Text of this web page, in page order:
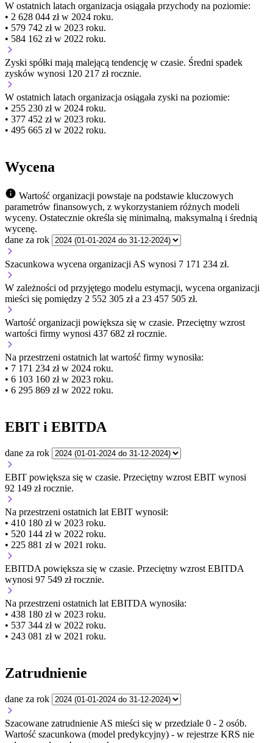
W ostatnich latach organizacja osiągała przychody na poziomie:
• 2 628 044 zł w 2024 roku.
• 579 742 zł w 2023 roku.
• 584 162 zł w 2022 roku.
Zyski spółki mają malejącą tendencję w czasie. Średni spadek
zysków wynosi 120 217 zł rocznie.
W ostatnich latach organizacja osiągała zyski na poziomie:
• 255 230 zł w 2024 roku.
• 377 452 zł w 2023 roku.
• 495 665 zł w 2022 roku.
Wycena
Wartość organizacji powstaje na podstawie kluczowych
parametrów finansowych, z wykorzystaniem różnych modeli
wyceny. Ostatecznie określa się minimalną, maksymalną i średnią
wycenę.
dane za rok
Szacunkowa wycena organizacji AS wynosi 7 171 234 zł.
W zależności od przyjętego modelu estymacji, wycena organizacji
mieści się pomiędzy 2 552 305 zł a 23 457 505 zł.
Wartość organizacji powiększa się w czasie. Przeciętny wzrost
wartości firmy wynosi 437 682 zł rocznie.
Na przestrzeni ostatnich lat wartość firmy wynosiła:
• 7 171 234 zł w 2024 roku.
• 6 103 160 zł w 2023 roku.
• 6 295 869 zł w 2022 roku.
EBIT i EBITDA
dane za rok
EBIT powiększa się w czasie. Przeciętny wzrost EBIT wynosi
92 149 zł rocznie.
Na przestrzeni ostatnich lat EBIT wynosił:
• 410 180 zł w 2023 roku.
• 520 144 zł w 2022 roku.
• 225 881 zł w 2021 roku.
EBITDA powiększa się w czasie. Przeciętny wzrost EBITDA
wynosi 97 549 zł rocznie.
Na przestrzeni ostatnich lat EBITDA wynosiła:
• 438 180 zł w 2023 roku.
• 537 344 zł w 2022 roku.
• 243 081 zł w 2021 roku.
Zatrudnienie
dane za rok
Szacowane zatrudnienie AS mieści się w przedziale 0 - 2 osób.
Wartość szacunkowa (model predykcyjny) - w rejestrze KRS nie